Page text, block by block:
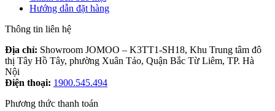
Hướng dẫn đặt hàng
Thông tin liên hệ
Địa chỉ: Showroom JOMOO – K3TT1-SH18, Khu Trung tâm đô
thị Tây Hồ Tây, phường Xuân Tảo, Quận Bắc Từ Liêm, TP. Hà
Nội
Điện thoại: 1900.545.494
Phương thức thanh toán